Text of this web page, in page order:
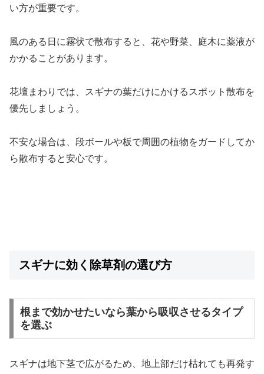
い方が重要です。
風のある日に霧状で散布すると、花や野菜、庭木に薬液が
かかることがあります。
花壇まわりでは、スギナの葉だけにかけるスポット散布を
優先しましょう。
不安な場合は、段ボールや板で周囲の植物をガードしてか
ら散布すると安心です。
スギナに効く除草剤の選び方
根まで効かせたいなら葉から吸収させるタイプ
を選ぶ
スギナは地下茎で広がるため、地上部だけ枯れても再発す